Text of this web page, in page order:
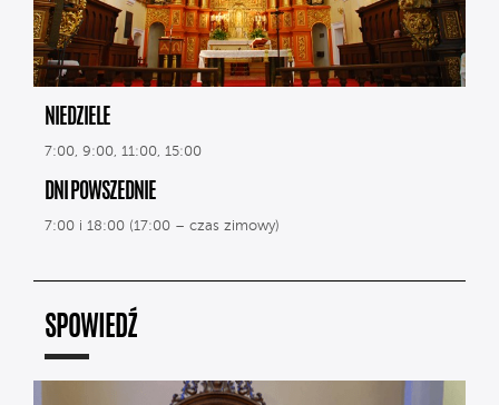
NIEDZIELE
7:00, 9:00, 11:00, 15:00
DNI POWSZEDNIE
7:00 i 18:00 (17:00 – czas zimowy)
SPOWIEDŹ